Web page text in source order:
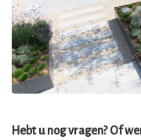
Hebt u nog vragen? Of